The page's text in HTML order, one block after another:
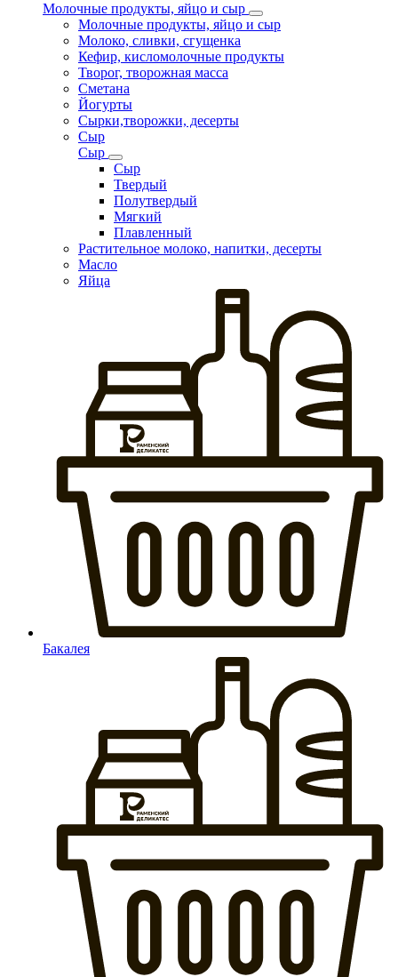
Молочные продукты, яйцо и сыр
Молочные продукты, яйцо и сыр
Молоко, сливки, сгущенка
Кефир, кисломолочные продукты
Творог, творожная масса
Сметана
Йогурты
Сырки,творожки, десерты
Сыр
Сыр
Сыр
Твердый
Полутвердый
Мягкий
Плавленный
Растительное молоко, напитки, десерты
Масло
Яйца
Бакалея